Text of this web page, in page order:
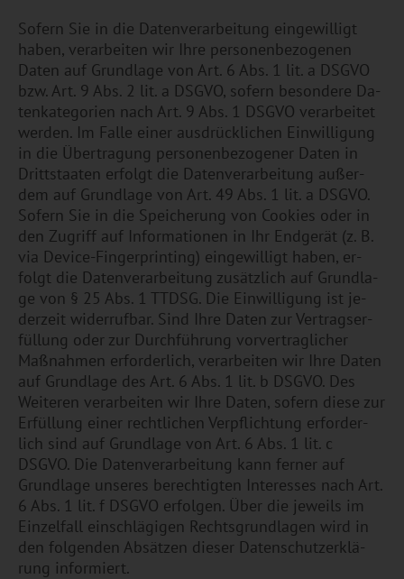
So­fern Sie in die Da­ten­ver­ar­bei­tung ein­ge­wil­ligt
haben, ver­ar­bei­ten wir Ihre per­so­nen­be­zo­ge­nen
Daten auf Grund­la­ge von Art. 6 Abs. 1 lit. a DSGVO
bzw. Art. 9 Abs. 2 lit. a DSGVO, so­fern be­son­de­re Da­
ten­ka­te­go­ri­en nach Art. 9 Abs. 1 DSGVO ver­ar­bei­tet
wer­den. Im Falle einer aus­drück­li­chen Ein­wil­li­gung
in die Über­tra­gung per­so­nen­be­zo­ge­ner Daten in
Dritt­staa­ten er­folgt die Da­ten­ver­ar­bei­tung au­ßer­
dem auf Grund­la­ge von Art. 49 Abs. 1 lit. a DSGVO.
So­fern Sie in die Spei­che­rung von Coo­kies oder in
den Zu­griff auf In­for­ma­tio­nen in Ihr End­ge­rät (z. B.
via De­vice-Fin­ger­prin­ting) ein­ge­wil­ligt haben, er­
folgt die Da­ten­ver­ar­bei­tung zu­sätz­lich auf Grund­la­
ge von § 25 Abs. 1 TTDSG. Die Ein­wil­li­gung ist je­
der­zeit wi­der­ruf­bar. Sind Ihre Daten zur Ver­trags­er­
fül­lung oder zur Durch­füh­rung vor­ver­trag­li­cher
Maß­nah­men er­for­der­lich, ver­ar­bei­ten wir Ihre Daten
auf Grund­la­ge des Art. 6 Abs. 1 lit. b DSGVO. Des
Wei­te­ren ver­ar­bei­ten wir Ihre Daten, so­fern diese zur
Er­fül­lung einer recht­li­chen Ver­pflich­tung er­for­der­
lich sind auf Grund­la­ge von Art. 6 Abs. 1 lit. c
DSGVO. Die Da­ten­ver­ar­bei­tung kann fer­ner auf
Grund­la­ge un­se­res be­rech­tig­ten In­ter­es­ses nach Art.
6 Abs. 1 lit. f DSGVO er­fol­gen. Über die je­weils im
Ein­zel­fall ein­schlä­gi­gen Rechts­grund­la­gen wird in
den fol­gen­den Ab­sät­zen die­ser Da­ten­schut­z­er­klä­
rung in­for­miert.